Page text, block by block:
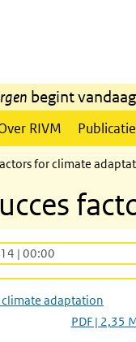
begint vandaag
RIVM
for climate
| 00:00
climate adaptation
PDF | 2,35